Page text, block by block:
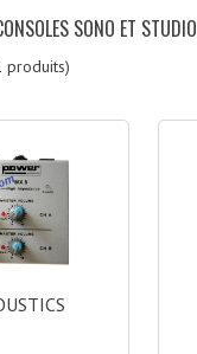
SONO ET STUDIO
produits)